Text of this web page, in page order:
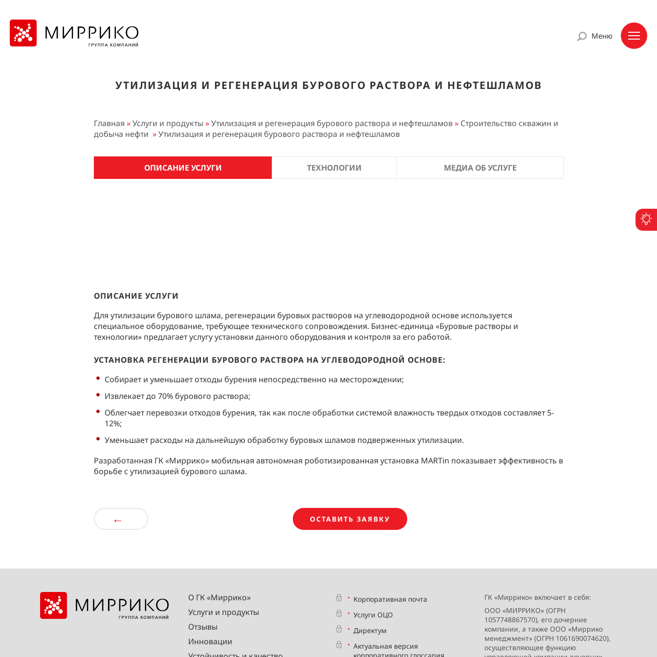
Меню
УТИЛИЗАЦИЯ И РЕГЕНЕРАЦИЯ БУРОВОГО РАСТВОРА И НЕФТЕШЛАМОВ
Главная »Услуги и продукты »Утилизация и регенерация бурового раствора и нефтешламов» Строительство скважин и
добыча нефти »Утилизация и регенерация бурового раствора и нефтешламов
ОПИСАНИЕ УСЛУГИ ТЕХНОЛОГИИ МЕДИА ОБ УСЛУГЕ
ОПИСАНИЕ УСЛУГИ
Для утилизации бурового шлама, регенерации буровых растворов на углеводородной основе используется
специальное оборудование, требующее технического сопровождения. Бизнес-единица «Буровые растворы и
технологии» предлагает услугу установки данного оборудования и контроля за его работой.
УСТАНОВКА РЕГЕНЕРАЦИИ БУРОВОГО РАСТВОРА НА УГЛЕВОДОРОДНОЙ ОСНОВЕ:
Собирает и уменьшает отходы бурения непосредственно на месторождении;
Извлекает до 70% бурового раствора;
Облегчает перевозки отходов бурения, так как после обработки системой влажность твердых отходов составляет 5-
12%;
Уменьшает расходы на дальнейшую обработку буровых шламов подверженных утилизации.
Разработанная ГК «Миррико» мобильная автономная роботизированная установка MARTin показывает эффективность в
борьбе с утилизацией бурового шлама.
← ОСТАВИТЬ ЗАЯВКУ
О ГК «Миррико»
Услуги и продукты
Отзывы
Инновации
Корпоративная почта
Услуги ОЦО
Директум
Актуальная версия
ГК «Миррико» включает в себя:
ООО «МИРРИКО» (ОГРН
1057748867570), его дочерние
компании, а также ООО «Миррико
менеджмент» (ОГРН 1061690074620),
осуществляющее функцию